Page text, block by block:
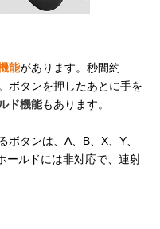
能があります。秒間約
ボタンを押したあとに手を
ド機能もあります。
タンは、A、B、X、Y、
ールドには非対応で、連射